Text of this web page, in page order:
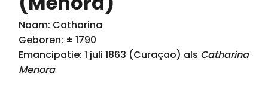
Naam: Catharina
Geboren: ± 1790
Emancipatie: 1 juli 1863 (Curaçao) als Catharina
Menora